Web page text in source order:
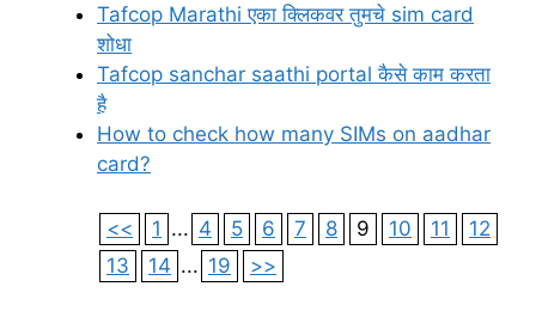
Tafcop Marathi एका क्लिकवर तुमचे sim card
शोधा
Tafcop sanchar saathi portal कैसे काम करता
है
How to check how many SIMs on aadhar
card?
<< 1 ... 4 5 6 7 8 9 10 11
12
13
14 ... 19 >>